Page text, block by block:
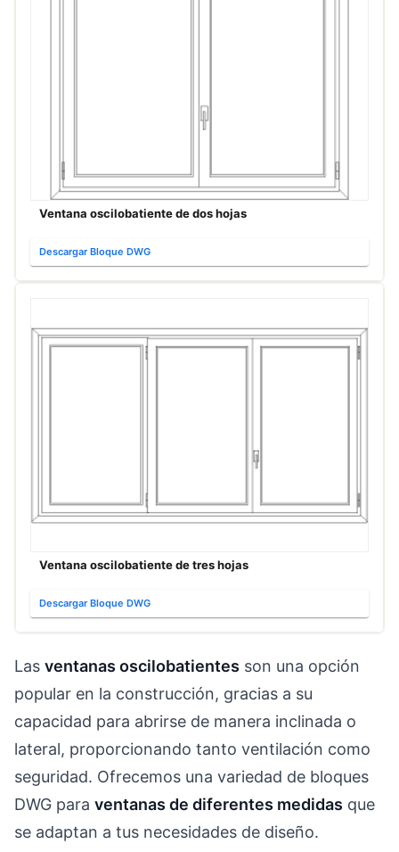
Ventana oscilobatiente de dos hojas
Descargar Bloque DWG
Ventana oscilobatiente de tres hojas
Descargar Bloque DWG
Las ventanas oscilobatientes son una opción
popular en la construcción, gracias a su
capacidad para abrirse de manera inclinada o
lateral, proporcionando tanto ventilación como
seguridad. Ofrecemos una variedad de bloques
DWG para ventanas de diferentes medidas que
se adaptan a tus necesidades de diseño.